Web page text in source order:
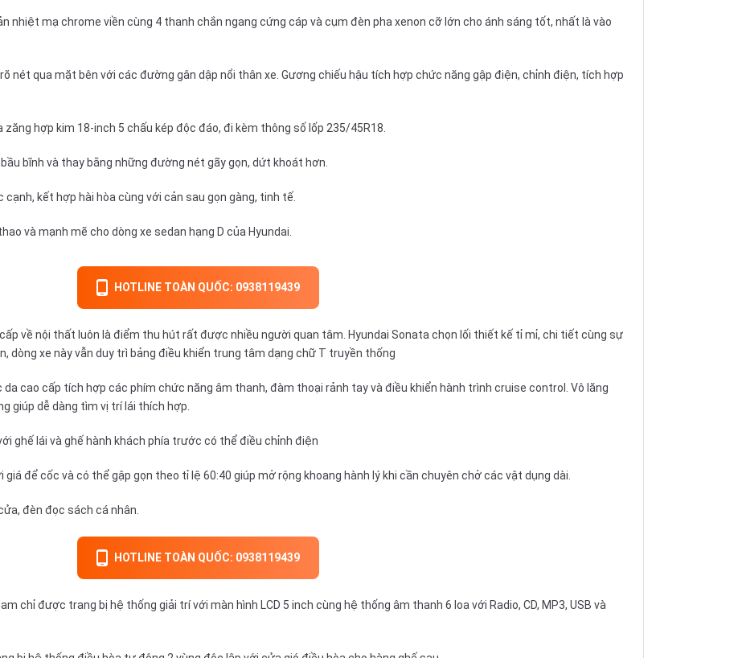
nhiệt mạ chrome viền cùng 4 thanh chắn ngang cứng cáp và cụm đèn pha xenon cỡ lớn cho ánh sáng tốt, nhất là vào
nét qua mặt bên với các đường gân dập nổi thân xe. Gương chiếu hậu tích hợp chức năng gập điện, chỉnh điện, tích hợp
hợp kim 18-inch 5 chấu kép độc đáo, đi kèm thông số lốp 235/45R18.
bĩnh và thay bằng những đường nét gãy gọn, dứt khoát hơn.
kết hợp hài hòa cùng với cản sau gọn gàng, tinh tế.
và mạnh mẽ cho dòng xe sedan hạng D của Hyundai.
HOTLINE TOÀN QUỐC: 0938119439
về nội thất luôn là điểm thu hút rất được nhiều người quan tâm. Hyundai Sonata chọn lối thiết kế tỉ mỉ, chi tiết cùng sự
dòng xe này vẫn duy trì bảng điều khiển trung tâm dạng chữ T truyền thống
da cao cấp tích hợp các phím chức năng âm thanh, đàm thoại rảnh tay và điều khiển hành trình cruise control. Vô lăng
giúp dễ dàng tìm vị trí lái thích hợp.
ghế lái và ghế hành khách phía trước có thể điều chỉnh điện
để cốc và có thể gập gọn theo tỉ lệ 60:40 giúp mở rộng khoang hành lý khi cần chuyên chở các vật dụng dài.
đèn đọc sách cá nhân.
HOTLINE TOÀN QUỐC: 0938119439
chỉ được trang bị hệ thống giải trí với màn hình LCD 5 inch cùng hệ thống âm thanh 6 loa với Radio, CD, MP3, USB và